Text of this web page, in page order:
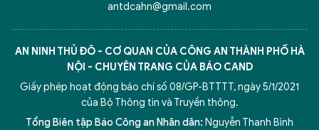
antdcahn@gmail.com
AN NINH THỦ ĐÔ - CƠ QUAN CỦA CÔNG AN THÀNH PHỐ HÀ
NỘI - CHUYÊN TRANG CỦA BÁO CAND
Giấy phép hoạt động báo chí số 08/GP-BTTTT, ngày 5/1/2021
của Bộ Thông tin và Truyền thông.
Tổng Biên tập Báo Công an Nhân dân: Nguyễn Thanh Bình